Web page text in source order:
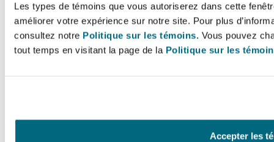
Les types de témoins que vous autoriserez dans cette
améliorer votre expérience sur notre site. Pour plus
consultez notre Politique sur les témoins. Vous pouvez
tout temps en visitant la page de la Politique sur les
Accepter les